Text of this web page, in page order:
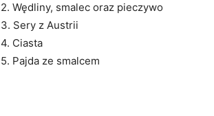
2. Wędliny, smalec oraz pieczywo
3. Sery z Austrii
4. Ciasta
5. Pajda ze smalcem